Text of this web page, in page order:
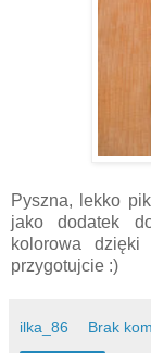
Pyszna, lekko
jako dodatek
kolorowa
przygotujcie :)
ilka_86 Brak